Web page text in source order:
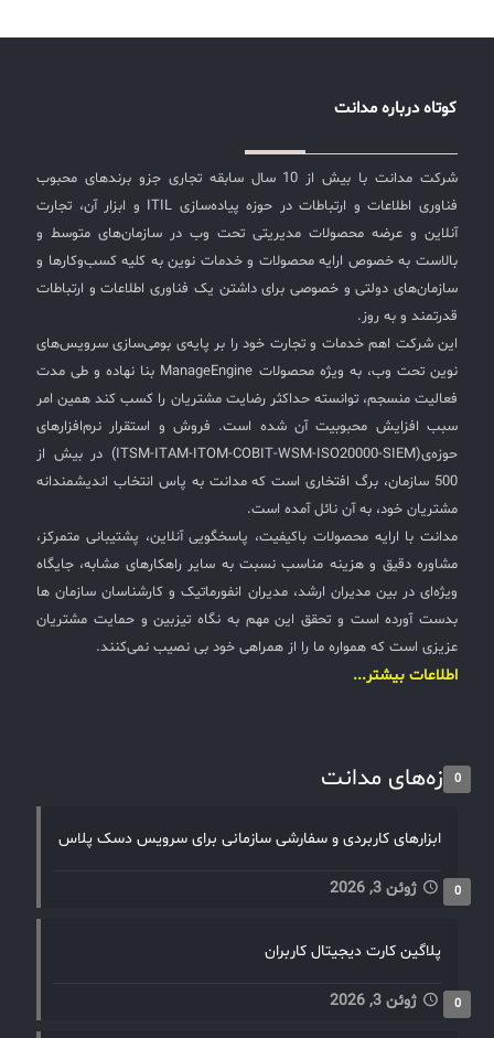
کوتاه درباره مدانت
شرکت مدانت با بیش از 10 سال سابقه تجاری جزو برندهای محبوب
فناوری اطلاعات و ارتباطات در حوزه پیاده‌سازی ITIL و ابزار آن، تجارت
آنلاین و عرضه محصولات مدیریتی تحت وب در سازمان‌های متوسط و
بالاست به خصوص ارایه محصولات و خدمات نوین به کلیه کسب‌وکارها و
سازمان‌های دولتی و خصوصی برای داشتن یک فناوری اطلاعات و ارتباطات
قدرتمند و به روز.
این شرکت اهم خدمات و تجارت خود را بر پایه‌ی بومی‌سازی سرویس‌های
نوین تحت وب، به ویژه محصولات ManageEngine بنا نهاده و طی مدت
فعالیت منسجم، توانسته حداکثر رضایت مشتریان را کسب کند همین امر
سبب افزایش محبوبیت آن شده است. فروش و استقرار نرم‌افزارهای
حوزه‌ی(ITSM-ITAM-ITOM-COBIT-WSM-ISO20000-SIEM) در بیش از
500 سازمان، برگ افتخاری است که مدانت به پاس انتخاب اندیشمندانه
مشتریان خود، به آن نائل آمده است.
مدانت با ارایه محصولات باکیفیت، پاسخگویی آنلاین، پشتیبانی متمرکز،
مشاوره دقیق و هزینه مناسب نسبت به سایر راهکارهای مشابه، جایگاه
ویژه‌ای در بین مدیران ارشد، مدیران انفورماتیک و کارشناسان سازمان ها
بدست آورده است و تحقق این مهم به نگاه تیزبین و حمایت مشتریان
عزیزی است که همواره ما را از همراهی خود بی نصیب نمی‌کنند.
اطلاعات بیشتر...
تازه‌های مدانت0
ابزارهای کاربردی و سفارشی سازمانی برای سرویس دسک پلاس
ژوئن 3, 2026 0
پلاگین کارت دیجیتال کاربران
ژوئن 3, 2026 0